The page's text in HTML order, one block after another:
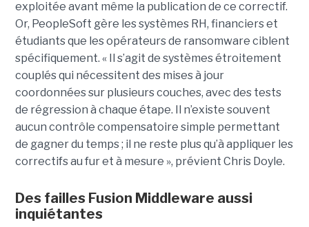
exploitée avant même la publication de ce correctif.
Or, PeopleSoft gère les systèmes RH, financiers et
étudiants que les opérateurs de ransomware ciblent
spécifiquement. « Il s’agit de systèmes étroitement
couplés qui nécessitent des mises à jour
coordonnées sur plusieurs couches, avec des tests
de régression à chaque étape. Il n’existe souvent
aucun contrôle compensatoire simple permettant
de gagner du temps ; il ne reste plus qu’à appliquer les
correctifs au fur et à mesure », prévient Chris Doyle.
Des failles Fusion Middleware aussi
inquiétantes